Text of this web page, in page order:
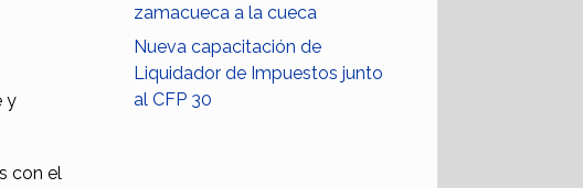
y
con el
zamacueca a la cueca
Nueva capacitación de
Liquidador de Impuestos junto
al CFP 30